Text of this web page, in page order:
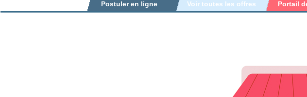
Portail
Voir toutes les offres
Postuler en ligne